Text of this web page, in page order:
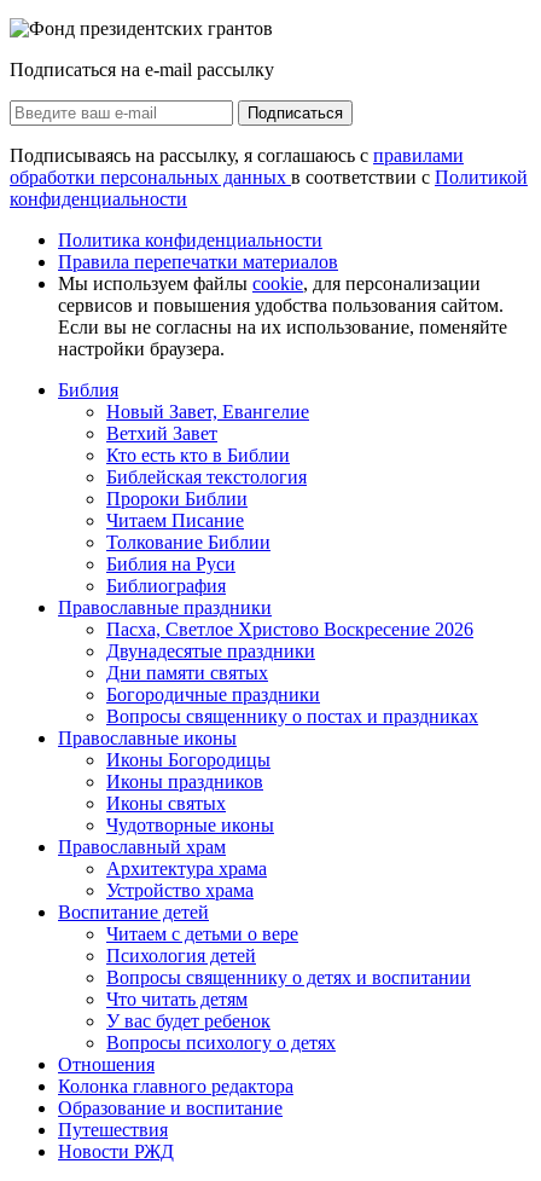
Подписаться на e-mail рассылку
Подписаться
Подписываясь на рассылку, я соглашаюсь с правилами
обработки персональных данных в соответствии с Политикой
конфиденциальности
Политика конфиденциальности
Правила перепечатки материалов
Мы используем файлы cookie, для персонализации
сервисов и повышения удобства пользования сайтом.
Если вы не согласны на их использование, поменяйте
настройки браузера.
Библия
Новый Завет, Евангелие
Ветхий Завет
Кто есть кто в Библии
Библейская текстология
Пророки Библии
Читаем Писание
Толкование Библии
Библия на Руси
Библиография
Православные праздники
Пасха, Светлое Христово Воскресение 2026
Двунадесятые праздники
Дни памяти святых
Богородичные праздники
Вопросы священнику о постах и праздниках
Православные иконы
Иконы Богородицы
Иконы праздников
Иконы святых
Чудотворные иконы
Православный храм
Архитектура храма
Устройство храма
Воспитание детей
Читаем с детьми о вере
Психология детей
Вопросы священнику о детях и воспитании
Что читать детям
У вас будет ребенок
Вопросы психологу о детях
Отношения
Колонка главного редактора
Образование и воспитание
Путешествия
Новости РЖД